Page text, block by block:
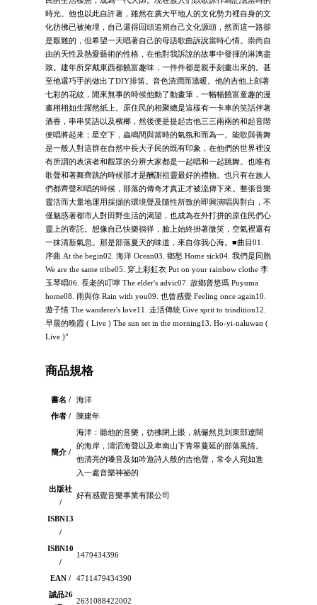
時光。他也以此自許著，雖然在廣大平地人的文化勢力裡自身的文
化彷彿已被掩埋，自己還得回頭追朔自己文化源頭，然而這一路卻
是艱難的，但希望一天唱著自己的母語歌曲訴說當時心情。崇尚自
由的天性及熱愛藝術的性格，在他對我訴說的故事中發揮的淋漓盡
致。建年所穿戴東西都饒富趣味，一件件都是親手刻畫出來的。甚
至他還巧手的做出了DIY排笛。音色清潤而溫暖。他的吉他上刻著
七彩的花紋，閒來無事的時候他動了動畫筆，一幅幅饒富童趣的漫
畫栩栩如生躍然紙上。原住民的相聚總是這樣有一卡車的笑話伴著
酒香，串串笑語以及檳榔，然後便是提起吉他三三兩兩的和起音階
便唱將起來；星空下，蟲鳴間與當時的氣氛和而為一。能歌與善舞
是一般人對這群在自然中長大子民的既有印象，在他們的世界裡沒
有所謂的表演者和觀眾的分辨大家都是一起唱和一起跳舞。也唯有
歌聲和著舞齊跳的時候那才是酬謝祖靈最好的禮物。也只有在族人
們都齊聲和唱的時候，部落的傳奇才真正才被流傳下來。整張音樂
靈活而大量地運用採擷的環境聲及隨性所致的即興演唱與對白，不
僅魅惑著都市人對田野生活的渴望，也成為在外打拼的原住民們心
靈上的寄託。想像自己快樂徜徉，臉上始終掛著微笑，空氣裡還有
一抹清新氣息。那是部落夏天的味道，來自你我心海。■曲目01.
序曲 At the begin02. 海洋 Ocean03. 鄉愁 Home sick04. 我們是同胞
We are the same tribe05. 穿上彩虹衣 Put on your rainbow clothe 李
玉琴唱06. 長老的叮嚀 The elder's advic07. 故鄉普悠瑪 Puyuma
home08. 雨與你 Rain with you09. 也曾感覺 Feeling once again10.
遊子情 The wanderer's love11. 走活傳統 Give sprit to trindition12.
早晨的晚霞 ( Live ) The sun set in the morning13. Ho-yi-naluwan (
Live )"
商品規格
書名 /
海洋
作者 /
陳建年
簡介 /
海洋：聽他的音樂，彷彿閉上眼，就儼然見到東部遼闊
的海岸，濤滔海聲以及卑南山下青翠蔓延的部落風情。
他清亮的嗓音及如吟遊詩人般的吉他聲，常令人宛如進
入一處音樂神祕的
出版社
/
好有感覺音樂事業有限公司
ISBN13
/
ISBN10
/
1479434396
EAN /
4711479434390
誠品26
2631088422002